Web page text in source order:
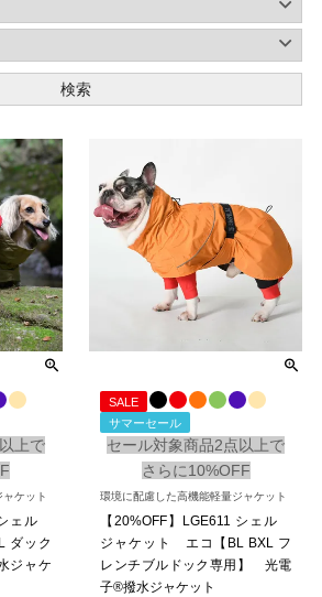
検索
上で
ケット
ェル
ダック
ジャケ
SALE
サマーセール
セール対象商品2点以上で
さらに10%OFF
環境に配慮した高機能軽量ジャケット
【20%OFF】LGE611 シェル
ジャケット エコ【BL BXL フ
レンチブルドック専用】 光電
子®撥水ジャケット